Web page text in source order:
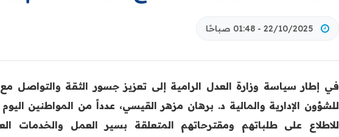
22/10/2025 - 01:48 صباحًا
في إطار سياسة وزارة العدل الرامية إلى تعزيز جسور الثقة والتواصل مع
للشؤون الإدارية والمالية د. برهان مزهر القيسي، عدداً من المواطنين اليوم
للاطلاع على طلباتهم ومقترحاتهم المتعلقة بسير العمل